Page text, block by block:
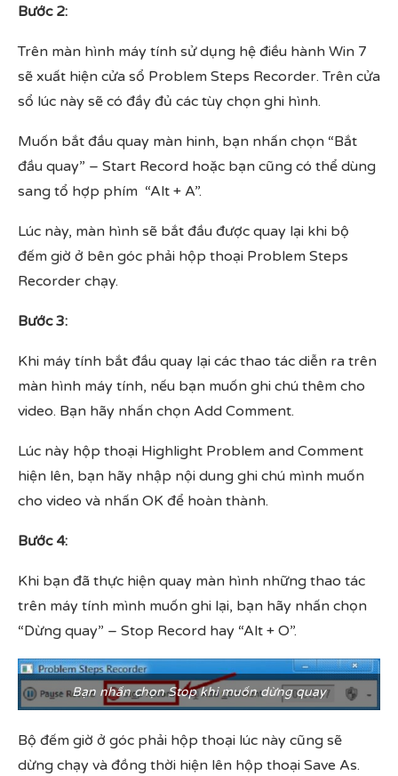
Bước 2:
Trên màn hình máy tính sử dụng hệ điều hành Win 7
sẽ xuất hiện cửa sổ Problem Steps Recorder. Trên cửa
sổ lúc này sẽ có đầy đủ các tùy chọn ghi hình.
Muốn bắt đầu quay màn hinh, bạn nhấn chọn “Bắt
đầu quay” – Start Record hoặc bạn cũng có thể dùng
sang tổ hợp phím “Alt + A”.
Lúc này, màn hình sẽ bắt đầu được quay lại khi bộ
đếm giờ ở bên góc phải hộp thoại Problem Steps
Recorder chạy.
Bước 3:
Khi máy tính bắt đầu quay lại các thao tác diễn ra trên
màn hình máy tính, nếu bạn muốn ghi chú thêm cho
video. Bạn hãy nhấn chọn Add Comment.
Lúc này hộp thoại Highlight Problem and Comment
hiện lên, bạn hãy nhập nội dung ghi chú mình muốn
cho video và nhấn OK để hoàn thành.
Bước 4:
Khi bạn đã thực hiện quay màn hình những thao tác
trên máy tính mình muốn ghi lại, bạn hãy nhấn chọn
“Dừng quay” – Stop Record hay “Alt + O”.
Bạn nhấn chọn Stop khi muốn dừng quay
Bộ đếm giờ ở góc phải hộp thoại lúc này cũng sẽ
dừng chạy và đồng thời hiện lên hộp thoại Save As.